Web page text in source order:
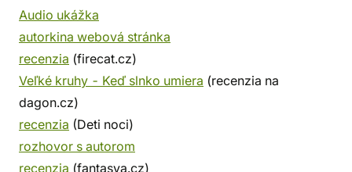
Audio ukážka
autorkina webová stránka
recenzia (firecat.cz)
Veľké kruhy - Keď slnko umiera (recenzia na
dagon.cz)
recenzia (Deti noci)
rozhovor s autorom
recenzia (fantasya.cz)